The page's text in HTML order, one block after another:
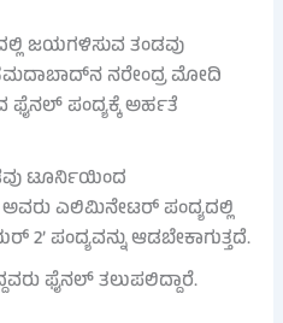
ಜಯಗಳಿಸುವ ತಂಡವು
ನರೇಂದ್ರ ಮೋದಿ
ಪಂದ್ಯಕ್ಕೆ ಅರ್ಹತೆ
ಟೂರ್ನಿಯಿಂದ
ಅವರು ಎಲಿಮಿನೇಟರ್ ಪಂದ್ಯದಲ್ಲಿ
2’ ಪಂದ್ಯವನ್ನು ಆಡಬೇಕಾಗುತ್ತದೆ.
ಫೈನಲ್ ತಲುಪಲಿದ್ದಾರೆ.